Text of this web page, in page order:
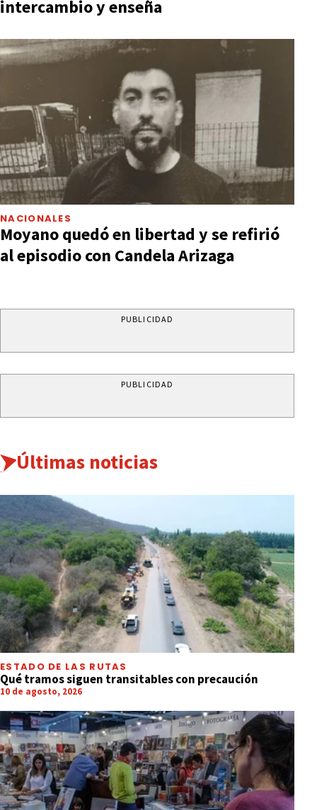
intercambio y enseña
NACIONALES
Moyano quedó en libertad y se refirió
al episodio con Candela Arizaga
PUBLICIDAD
PUBLICIDAD
Últimas noticias
ESTADO DE LAS RUTAS
Qué tramos siguen transitables con precaución
10 de agosto, 2026